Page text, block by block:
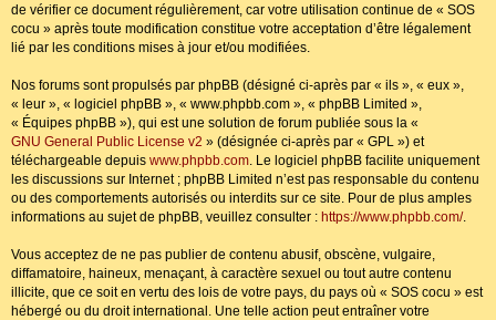
de vérifier ce document régulièrement, car votre utilisation continue de « SOS
cocu » après toute modification constitue votre acceptation d’être légalement
lié par les conditions mises à jour et/ou modifiées.
Nos forums sont propulsés par phpBB (désigné ci-après par « ils », « eux »,
« leur », « logiciel phpBB », « www.phpbb.com », « phpBB Limited »,
« Équipes phpBB »), qui est une solution de forum publiée sous la «
GNU General Public License v2 » (désignée ci-après par « GPL ») et
téléchargeable depuis www.phpbb.com. Le logiciel phpBB facilite uniquement
les discussions sur Internet ; phpBB Limited n’est pas responsable du contenu
ou des comportements autorisés ou interdits sur ce site. Pour de plus amples
informations au sujet de phpBB, veuillez consulter : https://www.phpbb.com/.
Vous acceptez de ne pas publier de contenu abusif, obscène, vulgaire,
diffamatoire, haineux, menaçant, à caractère sexuel ou tout autre contenu
illicite, que ce soit en vertu des lois de votre pays, du pays où « SOS cocu » est
hébergé ou du droit international. Une telle action peut entraîner votre